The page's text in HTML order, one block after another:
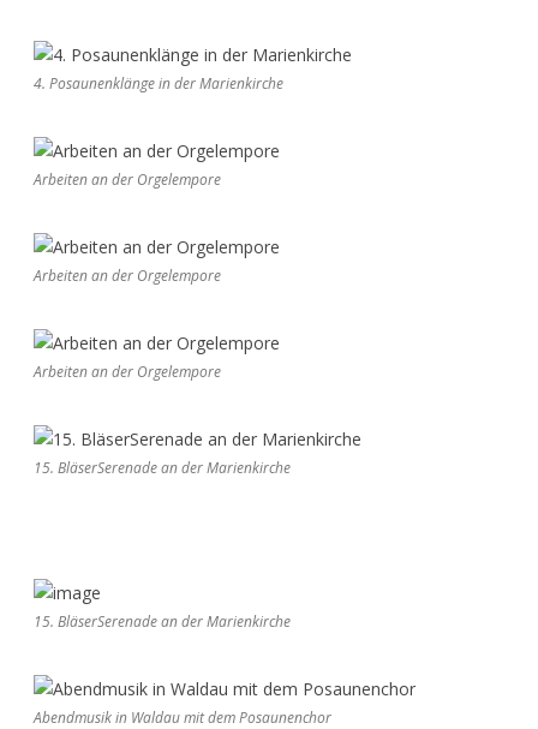
4. Posaunenklänge in der Marienkirche
Arbeiten an der Orgelempore
Arbeiten an der Orgelempore
Arbeiten an der Orgelempore
15. BläserSerenade an der Marienkirche
15. BläserSerenade an der Marienkirche
Abendmusik in Waldau mit dem Posaunenchor